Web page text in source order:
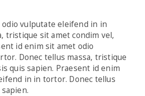
vulputate eleifend in in
tristique sit amet condim vel,
id enim sit amet odio
Donec tellus massa, tristique
quis sapien. Praesent id enim
in in tortor. Donec tellus